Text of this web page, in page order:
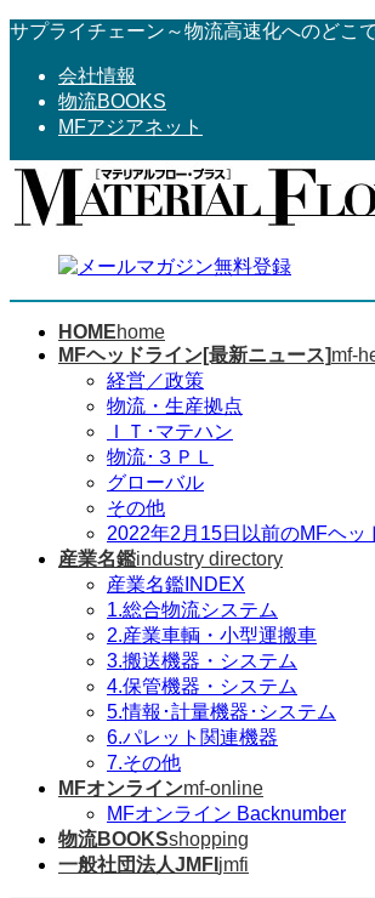
コ
へ
ス
ナ
ョ
ン
サプライチェーン～物流高速化へのどこ
会社情報
物流BOOKS
MFアジアネット
HOMEhome
MFヘッドライン[最新ニュース]mf-
経営／政策
物流・生産拠点
ＩＴ･マテハン
物流･３ＰＬ
グローバル
その他
2022年2月15日以前のMFヘッ
産業名鑑industry directory
産業名鑑INDEX
1.総合物流システム
2.産業車輌・小型運搬車
3.搬送機器・システム
4.保管機器・システム
5.情報･計量機器･システム
6.パレット関連機器
7.その他
MFオンラインmf-online
MFオンライン Backnumber
物流BOOKSshopping
一般社団法人JMFI jmfi